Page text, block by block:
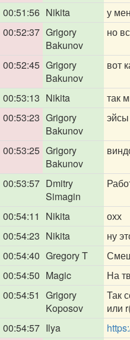
00:51:56 Nikita
у
00:52:37 Grigory
Bakunov
но
00:52:45 Grigory
Bakunov
вот
00:53:13 Nikita
так
00:53:23 Grigory
Bakunov
00:53:25 Grigory
Bakunov
00:53:57 Dmitry
Simagin
00:54:11 Nikita
охх
00:54:23 Nikita
ну
00:54:40 Gregory T
00:54:50 Magic
На
00:54:51 Grigory
Koposov
Так
или
00:54:57 Ilya